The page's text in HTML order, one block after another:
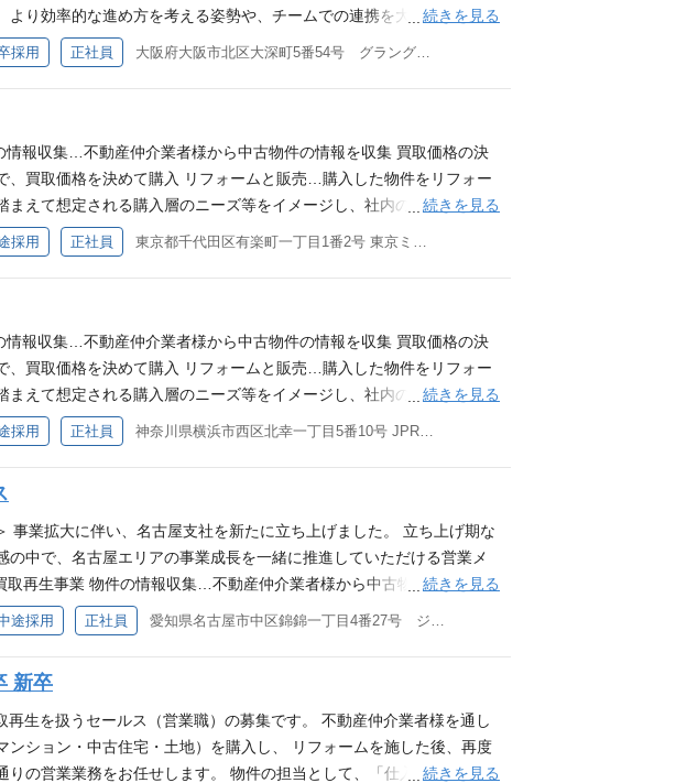
もと、創業いたしました。 私たちは、不動産の枠を超え、人々に「唯
ることを使命とし、お客様一人ひとりにとって、特別な意味を持ち、
、誠実で良質な「不動産を通じた感動」を届けること追求し続けてい
能性をアップデートし、豊富な知識と実績をもとに、末永く信頼され
新たな時代を切り拓いてまいります。 そして、私たちは感動の連鎖を
来を創造してまいります。 応募資格 ◇MUST◇ ・業界問わず営業経験
（AT限定可） ◇WANT◇ ・買取再販または不動産売買の営業職経験3
資格 VMVに共感し、チームワークをもって主体的に動ける方 変化を
より効率的な進め方を考える姿勢や、チームでの連携を大切にできる
査、役所調査、現地確認（公課証明・台帳記載事項証明書等の取得な
明細、買付証明書作成 物件一覧情報更新 決済準備 営業数字管理 契
ング 来客対応、電話対応 等 Mission ～唯一無二の、感動を。～ 不
はじめて住まいを建てた太古の昔に遡ります。 風雨を凌ぎ、安全を守
動は計り知れないほど大きかったと私たちは考えています。 それから
たちの生活は変わらず数多くの不動産によって支えられています。 私
能性をアップデートし、時を超えて未来へ感動を繋ぐべく、 正しい知
良質な不動産ソリューションのご提供をお約束いたします。 センス・
業界で、今までに出会ったことのない新たな感動を社会に生み出して
取再生事業部 営業事務 （大阪本社配属） リーダー1名（30代／女
女性、20代／女性）
続きを見る
採用 正社員
情報収集…不動産仲介業者様から中古物件の情報を収集 買取価格の決
、買取価格を決めて購入 リフォームと販売…購入した物件をリフォー
まえて想定される購入層のニーズ等をイメージし、社内の工事担当者
物件にベストなリフォームを施します。完工後は不動産仲介業者様を
で販売するケースがあります。 ■ ディベロップメント事業 マンション
等)の収集・調査・分析 情報ソース(不動産業者、金融機関、地権者等)
交渉、契約締結 企画設計チームへの情報伝達、事業計画策定 市場調
リフォーム事業はグループ会社「センス・マネジメント」の配属 Miss
～ センス・トラストは、2019年大阪にて、 「不動産を通じて日本を
もと、創業いたしました。 私たちは、不動産の枠を超え、人々に「唯
ることを使命とし、お客様一人ひとりにとって、特別な意味を持ち、
、誠実で良質な「不動産を通じた感動」を届けること追求し続けてい
能性をアップデートし、豊富な知識と実績をもとに、末永く信頼され
新たな時代を切り拓いてまいります。 そして、私たちは感動の連鎖を
来を創造してまいります。 応募資格 ◇MUST◇ ・業界問わず営業経験
（AT限定可） ◇WANT◇ ・買取再販または不動産売買の営業職経験3
資格 VMVに共感し、チームワークをもって主体的に動ける方 変化を
続きを見る
採用 正社員
情報収集…不動産仲介業者様から中古物件の情報を収集 買取価格の決
、買取価格を決めて購入 リフォームと販売…購入した物件をリフォー
まえて想定される購入層のニーズ等をイメージし、社内の工事担当者
物件にベストなリフォームを施します。完工後は不動産仲介業者様を
で販売するケースがあります。 ■ ディベロップメント事業 マンション
等)の収集・調査・分析 情報ソース(不動産業者、金融機関、地権者等)
交渉、契約締結 企画設計チームへの情報伝達、事業計画策定 市場調
リフォーム事業はグループ会社「センス・マネジメント」の配属 Miss
～ センス・トラストは、2019年大阪にて、 「不動産を通じて日本を
もと、創業いたしました。 私たちは、不動産の枠を超え、人々に「唯
ることを使命とし、お客様一人ひとりにとって、特別な意味を持ち、
、誠実で良質な「不動産を通じた感動」を届けること追求し続けてい
能性をアップデートし、豊富な知識と実績をもとに、末永く信頼され
新たな時代を切り拓いてまいります。 そして、私たちは感動の連鎖を
来を創造してまいります。 応募資格 ◇MUST◇ ・業界問わず営業経験
（AT限定可） ◇WANT◇ ・買取再販または不動産売買の営業職経験3
資格 VMVに共感し、チームワークをもって主体的に動ける方 変化を
続きを見る
採用 正社員
事業拡大に伴い、名古屋支社を新たに立ち上げました。 立ち上げ期な
の中で、名古屋エリアの事業成長を一緒に推進していただける営業メ
取再生事業 物件の情報収集…不動産仲介業者様から中古物件の情報を
を調査したうえで、買取価格を決めて購入 リフォームと販売…購入し
。立地・広さを踏まえて想定される購入層のニーズ等をイメージし、
わせを重ね、その物件にベストなリフォームを施します。完工後は不
売する場合と自社で販売するケースがあります。 ■ ディベロップメン
(土地、戸建、ビル等)の収集・調査・分析 情報ソース(不動産業者、金
ローチ 用地仕入れ交渉、契約締結 企画設計チームへの情報伝達、事
分析、収益予測 ※リフォーム事業はグループ会社「センス・マネジメ
続きを見る
途採用 正社員
新卒
再生を扱うセールス（営業職）の募集です。 不動産仲介業者様を通し
ンション・中古住宅・土地）を購入し、 リフォームを施した後、再度
りの営業業務をお任せします。 物件の担当として、「仕入れ」「リフ
続きを見る